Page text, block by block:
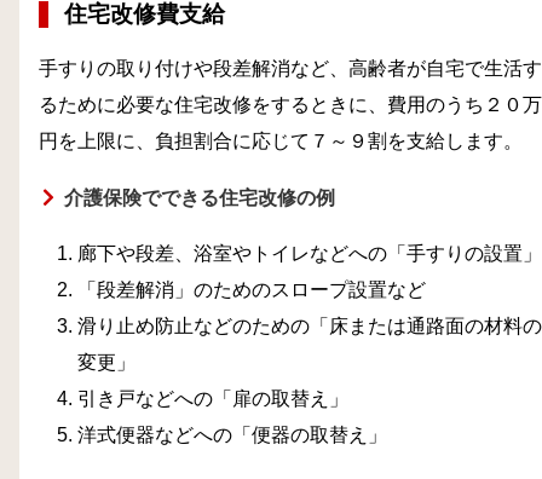
住宅改修費支給
手すりの取り付けや段差解消など、高齢者が自宅で生活す
るために必要な住宅改修をするときに、費用のうち２０万
円を上限に、負担割合に応じて７～９割を支給します。
介護保険でできる住宅改修の例
廊下や段差、浴室やトイレなどへの「手すりの設置」
「段差解消」のためのスロープ設置など
滑り止め防止などのための「床または通路面の材料の
変更」
引き戸などへの「扉の取替え」
洋式便器などへの「便器の取替え」